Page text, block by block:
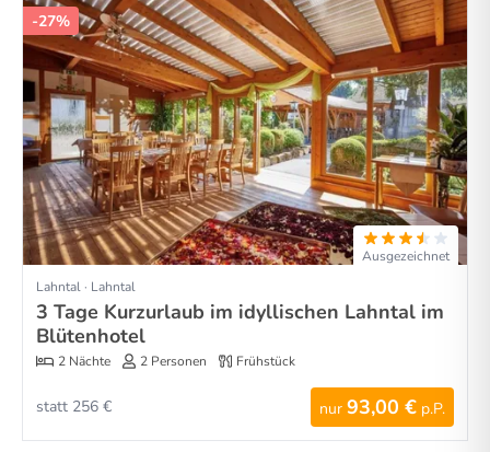
-27%
Ausgezeichnet
Lahntal · Lahntal
3 Tage Kurzurlaub im idyllischen Lahntal im
Blütenhotel
2 Nächte 2 Personen Frühstück
nur 93,00 € p.P.
statt 256 €